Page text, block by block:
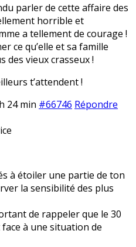
parler de cette affaire des
horrible et
a tellement de courage !
ce qu’elle et sa famille
des vieux crasseux !
t’attendent !
24 min #66746 Répondre
à étoiler une partie de ton
la sensibilité des plus
de rappeler que le 30
face à une situation de